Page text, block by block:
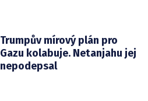
Trumpův mírový plán pro
Gazu kolabuje. Netanjahu jej
nepodepsal